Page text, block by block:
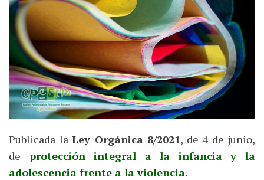
Publicada la Ley Orgánica 8/2021, de 4 de junio,
de protección integral a la infancia y la
adolescencia frente a la violencia.